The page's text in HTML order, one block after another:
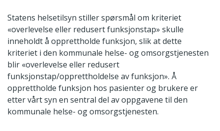
Statens helsetilsyn stiller spørsmål om kriteriet
«overlevelse eller redusert funksjonstap» skulle
inneholdt å opprettholde funksjon, slik at dette
kriteriet i den kommunale helse- og omsorgstjenesten
blir «overlevelse eller redusert
funksjonstap/opprettholdelse av funksjon». Å
opprettholde funksjon hos pasienter og brukere er
etter vårt syn en sentral del av oppgavene til den
kommunale helse- og omsorgstjenesten.